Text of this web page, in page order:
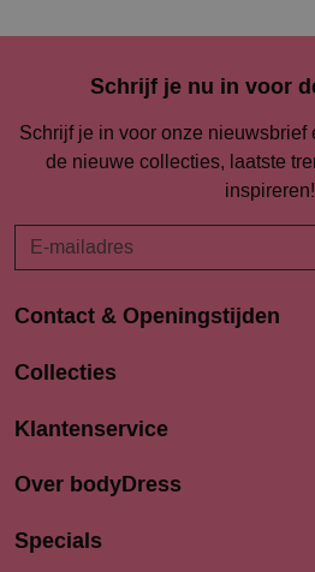
Schrijf je nu in voor
Schrijf je in voor onze nieuwsbrief
de nieuwe collecties, laatste
inspireren!
Contact & Openingstijden
Langestraat 94-96
033 4690704
Openingstijden
Maandag
Collecties
Klantenservice
Over bodyDress
Specials